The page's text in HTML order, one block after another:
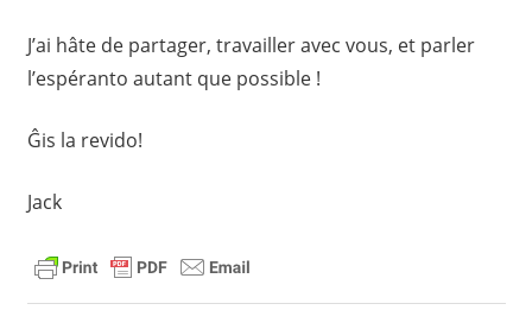
J’ai hâte de partager, travailler avec vous, et parler
l’espéranto autant que possible !
Ĝis la revido!
Jack